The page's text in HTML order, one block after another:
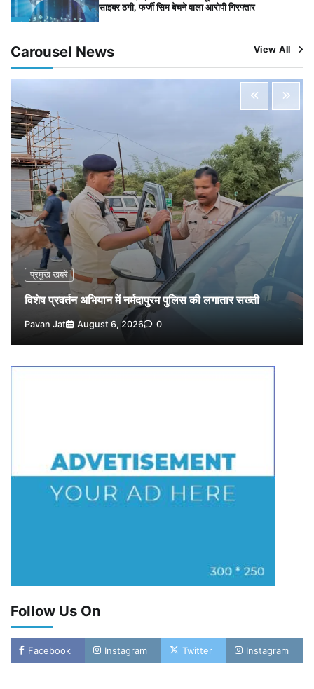
4
साइबर ठगी, फर्जी सिम बेचने वाला आरोपी गिरफ्तार
5
विशेष प्रवर्तन अभियान में नर्मदापुरम पुलिस की सख्त कार्रवाई
1
विशेष प्रवर्तन अभियान में नर्मदापुरम पुलिस की लगातार सख्ती
2
वेयरहाउस कॉरपोरेशन के जिला प्रबंधक पर केस दर्ज, फरार;
क्लर्क को मिली कमान, ‘चाबी के खेल’ पर फिर उठे सवाल
Pavan Jat August 5, 2026 0
3
नपा सहकारी समिति में 25 लाख से अधिक का गेहूं सड़ा, 5,700
क्विंटल खराब अनाज वेयरहाउस ने लौटाया
Pavan Jat August 5, 2026 0
4
पर्सनल लोन, क्रेडिट कार्ड और क्यूआर कोड के नाम पर लाखों की
साइबर ठगी, फर्जी सिम बेचने वाला आरोपी गिरफ्तार
Pavan Jat August 5, 2026
विशेष प्रवर्तन अभियान में नर्मदापुरम पुलिस की सख्त कार्रवाई
Pavan Jat August 5, 2026
Carousel News View All
प्रमुख खबरें
विशेष प्रवर्तन अभियान में नर्मदापुरम पुलिस की लगातार सख्ती
Pavan Jat August 6, 2026 0
Follow Us On
Facebook Instagram Twitter Instagram